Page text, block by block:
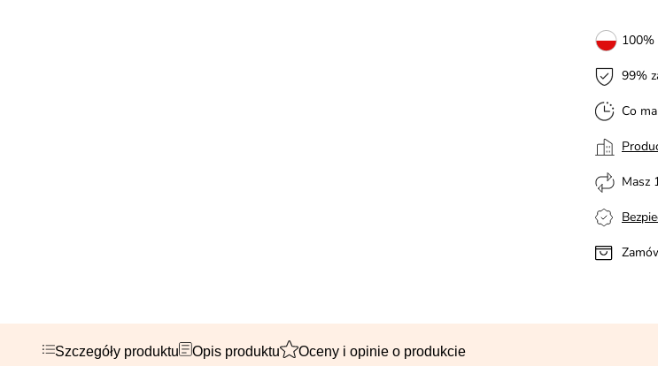
100%
99%
Co
Masz
Szczegóły produktu Opis produktu Oceny i opinie o produkcie